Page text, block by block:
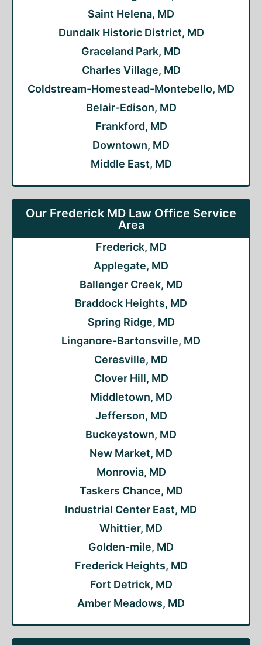
Saint Helena, MD
Dundalk Historic District, MD
Graceland Park, MD
Charles Village, MD
Coldstream-Homestead-Montebello, MD
Belair-Edison, MD
Frankford, MD
Downtown, MD
Middle East, MD
Our Frederick MD Law Office Service
Area
Frederick, MD
Applegate, MD
Ballenger Creek, MD
Braddock Heights, MD
Spring Ridge, MD
Linganore-Bartonsville, MD
Ceresville, MD
Clover Hill, MD
Middletown, MD
Jefferson, MD
Buckeystown, MD
New Market, MD
Monrovia, MD
Taskers Chance, MD
Industrial Center East, MD
Whittier, MD
Golden-mile, MD
Frederick Heights, MD
Fort Detrick, MD
Amber Meadows, MD